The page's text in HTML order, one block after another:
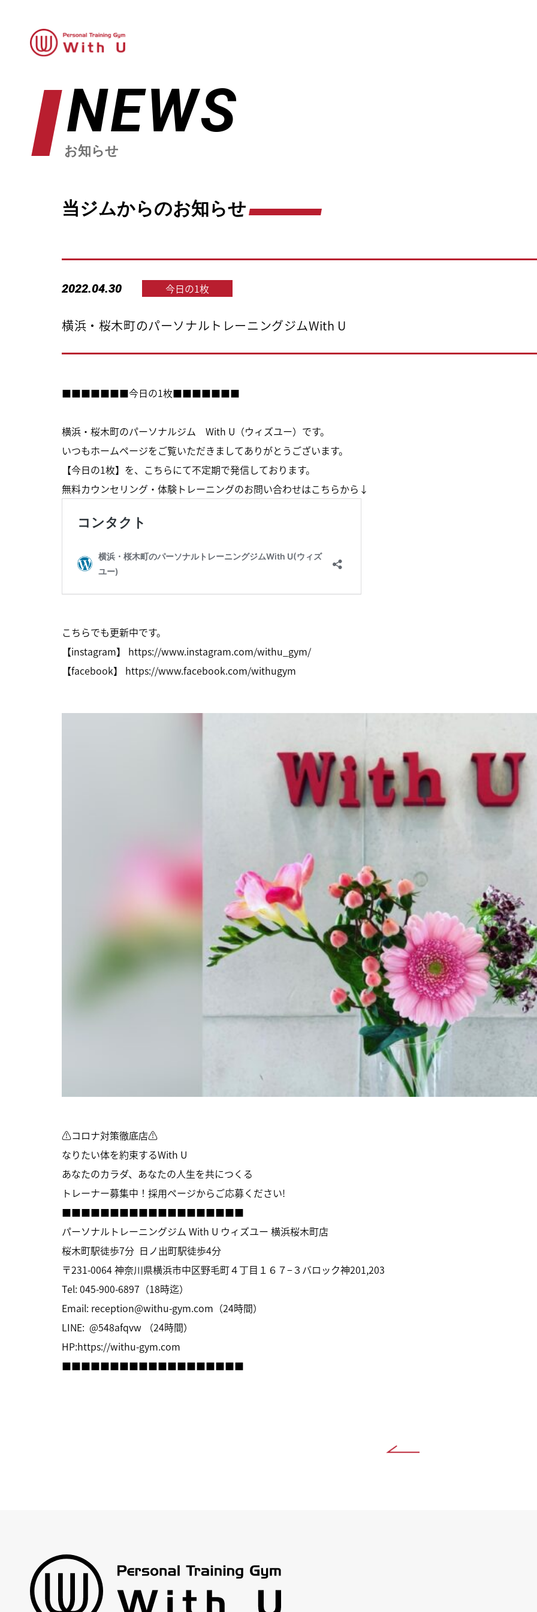
HOME
ABOUT
TRAINER
MENU&PRICE
ACCESS
NEWS
お知らせ
当ジムからのお知らせ
2022.04.30 今日の1枚
横浜・桜木町のパーソナルトレーニングジムWith U
■■■■■■■今日の1枚■■■■■■■
横浜・桜木町のパーソナルジム With U（ウィズユー）です。
いつもホームページをご覧いただきましてありがとうございます。
【今日の1枚】を、こちらにて不定期で発信しております。
無料カウンセリング・体験トレーニングのお問い合わせはこちらから↓
こちらでも更新中です。
【instagram】 https://www.instagram.com/withu_gym/
【facebook】 https://www.facebook.com/withugym
⚠コロナ対策徹底店⚠
なりたい体を約束するWith U
あなたのカラダ、あなたの人生を共につくる
トレーナー募集中！採用ページからご応募ください!
■■■■■■■■■■■■■■■■■■■
パーソナルトレーニングジム With U ウィズユー 横浜桜木町店
桜木町駅徒歩7分 日ノ出町駅徒歩4分
〒231-0064 神奈川県横浜市中区野毛町４丁目１６７−３バロック神201,203
Tel: 045-900-6897（18時迄）
Email: reception@withu-gym.com （24時間）
LINE: @548afqvw （24時間）
HP:https://withu-gym.com
■■■■■■■■■■■■■■■■■■■